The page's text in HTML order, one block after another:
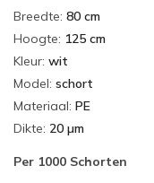
Breedte: 80 cm
Hoogte: 125 cm
Kleur: wit
Model: schort
Materiaal: PE
Dikte: 20 µm
Per 1000 Schorten